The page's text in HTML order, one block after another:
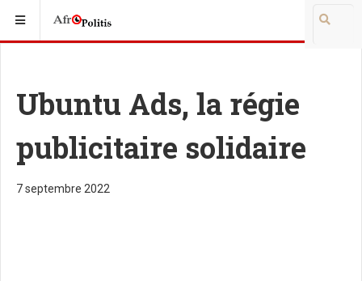
Ubuntu Ads, la régie
publicitaire solidaire
7 septembre 2022